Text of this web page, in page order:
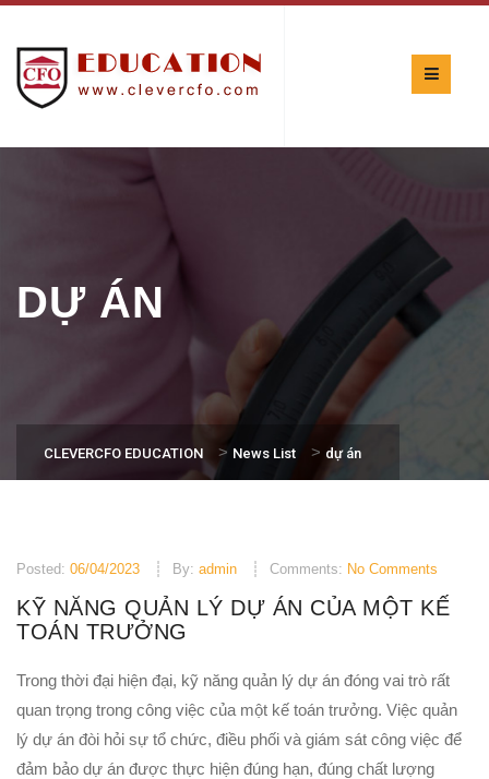
DỰ ÁN
CLEVERCFO EDUCATION > News List > dự án
Posted: 06/04/2023 By: admin Comments: No Comments
KỸ NĂNG QUẢN LÝ DỰ ÁN CỦA MỘT KẾ
TOÁN TRƯỞNG
Trong thời đại hiện đại, kỹ năng quản lý dự án đóng vai trò rất
quan trọng trong công việc của một kế toán trưởng. Việc quản
lý dự án đòi hỏi sự tổ chức, điều phối và giám sát công việc để
đảm bảo dự án được thực hiện đúng hạn, đúng chất lượng